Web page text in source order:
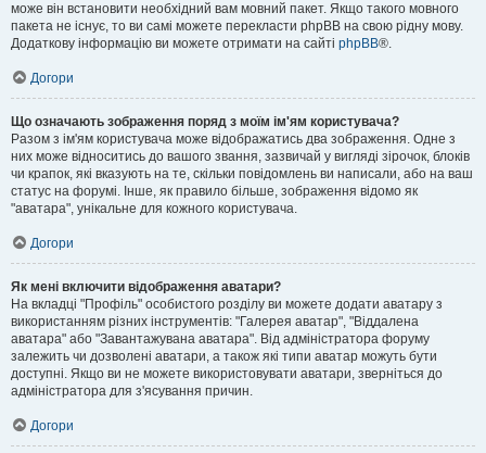
може він встановити необхідний вам мовний пакет. Якщо такого мовного
пакета не існує, то ви самі можете перекласти phpBB на свою рідну мову.
Додаткову інформацію ви можете отримати на сайті phpBB®.
Догори
Що означають зображення поряд з моїм ім'ям користувача?
Разом з ім'ям користувача може відображатись два зображення. Одне з
них може відноситись до вашого звання, зазвичай у вигляді зірочок, блоків
чи крапок, які вказують на те, скільки повідомлень ви написали, або на ваш
статус на форумі. Інше, як правило більше, зображення відомо як
"аватара", унікальне для кожного користувача.
Догори
Як мені включити відображення аватари?
На вкладці "Профіль" особистого розділу ви можете додати аватару з
використанням різних інструментів: "Галерея аватар", "Віддалена
аватара" або "Завантажувана аватара". Від адміністратора форуму
залежить чи дозволені аватари, а також які типи аватар можуть бути
доступні. Якщо ви не можете використовувати аватари, зверніться до
адміністратора для з'ясування причин.
Догори